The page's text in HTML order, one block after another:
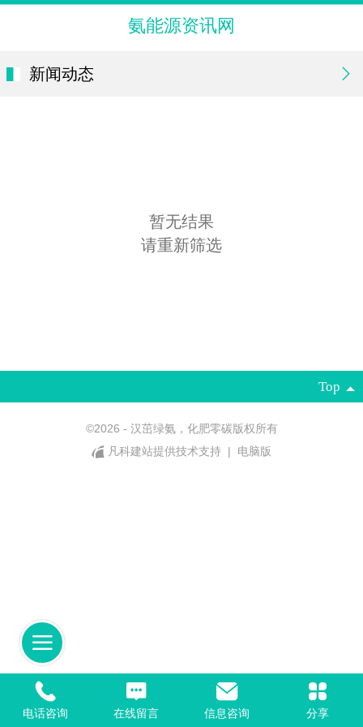
氨能源资讯网
新闻动态
暂无结果
请重新筛选
Top
©2026 - 汉茁绿氨，化肥零碳版权所有
凡科建站提供技术支持
| 电脑版
电话咨询 在线留言 信息咨询 分享